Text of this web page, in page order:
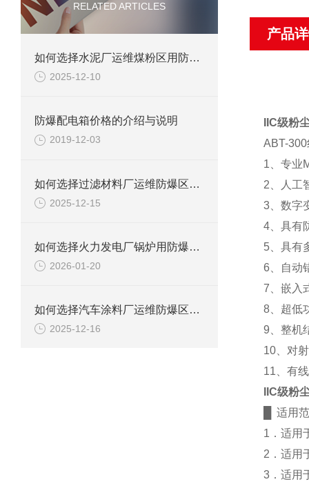
RELATED ARTICLES
如何选择水泥厂运维煤粉区用防爆柜？
2025-12-10
防爆配电箱价格的介绍与说明
2019-12-03
如何选择过滤材料厂运维防爆区用防爆柜？
2025-12-15
如何选择火力发电厂锅炉用防爆柜?
2026-01-20
如何选择汽车涂料厂运维防爆区用防爆柜？
2025-12-16
产品
IIC级粉
ABT-
1、专业
2、人工
3、数字
4、具有
5、具有
6、自动
7、嵌入
8、超低
9、整机
10、对
11、有
IIC级粉
█ 适用
1．适用
2．适用
3．适用